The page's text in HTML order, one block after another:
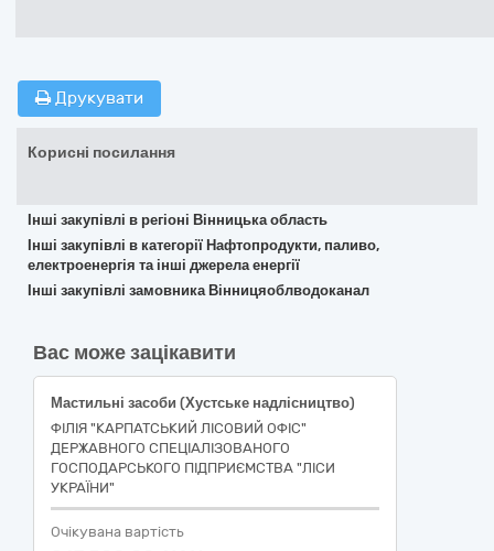
Друкувати
Корисні посилання
Інші закупівлі в регіоні Вінницька область
Інші закупівлі в категорії Нафтопродукти, паливо,
електроенергія та інші джерела енергії
Інші закупівлі замовника Вінницяоблводоканал
Вас може зацікавити
Мастильні засоби (Хустське надлісництво)
ФІЛІЯ "КАРПАТСЬКИЙ ЛІСОВИЙ ОФІС"
ДЕРЖАВНОГО СПЕЦІАЛІЗОВАНОГО
ГОСПОДАРСЬКОГО ПІДПРИЄМСТВА "ЛІСИ
УКРАЇНИ"
Очікувана вартість